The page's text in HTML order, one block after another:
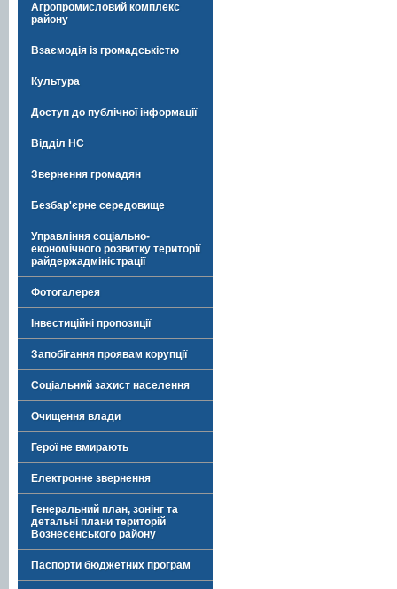
Агропромисловий комплекс
району
Взаємодія із громадськістю
Культура
Доступ до публічної інформації
Відділ НС
Звернення громадян
Безбар'єрне середовище
Управління соціально-
економічного розвитку території
райдержадміністрації
Фотогалерея
Інвестиційні пропозиції
Запобігання проявам корупції
Соціальний захист населення
Очищення влади
Герої не вмирають
Електронне звернення
Генеральний план, зонінг та
детальні плани територій
Вознесенського району
Паспорти бюджетних програм